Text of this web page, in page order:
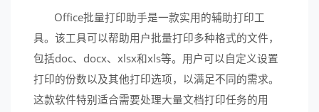
Office批量打印助手是一款实用的辅助打印工
具。该工具可以帮助用户批量打印多种格式的文件，
包括doc、docx、xlsx和xls等。用户可以自定义设置
打印的份数以及其他打印选项，以满足不同的需求。
这款软件特别适合需要处理大量文档打印任务的用